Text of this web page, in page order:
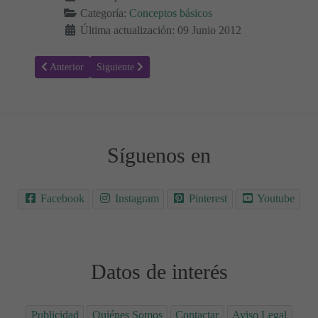
Categoría: Conceptos básicos
Última actualización: 09 Junio 2012
Artículo anterior: Encima y debajo, peces - Fichas de conceptos
Anterior Artículo siguiente: Dentro y fuera, pájaros - Fichas de
Siguiente
Síguenos en
Facebook Instagram Pinterest Youtube
Datos de interés
Publicidad Quiénes Somos Contactar Aviso Legal